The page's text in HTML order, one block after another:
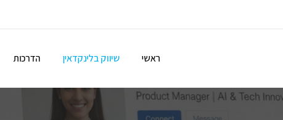
ראשי שיווק בלינקדאין הדרכות